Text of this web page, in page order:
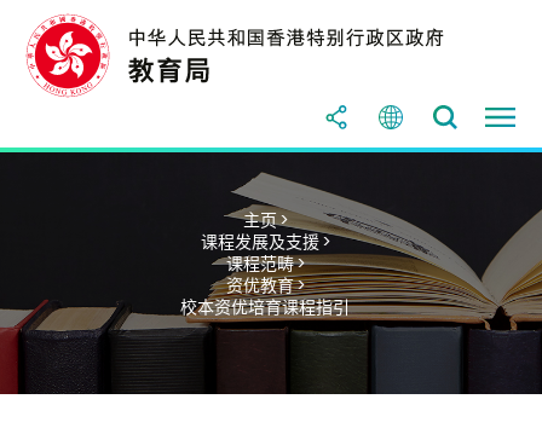
主页 >
课程发展及支援 >
课程范畴 >
资优教育 >
校本资优培育课程指引